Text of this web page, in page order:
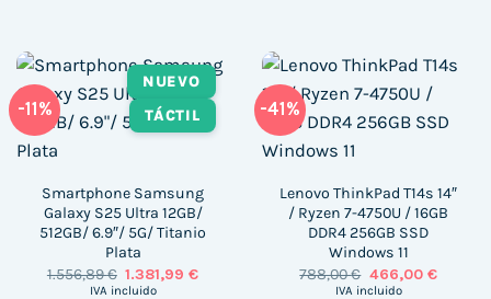
-11%
NUEVO
TÁCTIL
Smartphone Samsung
Galaxy S25 Ultra 12GB/
512GB/ 6.9″/ 5G/ Titanio
Plata
1.556,89€ El
precio
1.381,99€El
IVA incluido
-41%
Lenovo ThinkPad T14s 14″
/ Ryzen 7-4750U / 16GB
DDR4 256GB SSD
Windows 11
788,00€ El
precio
466,00 €El
IVA incluido